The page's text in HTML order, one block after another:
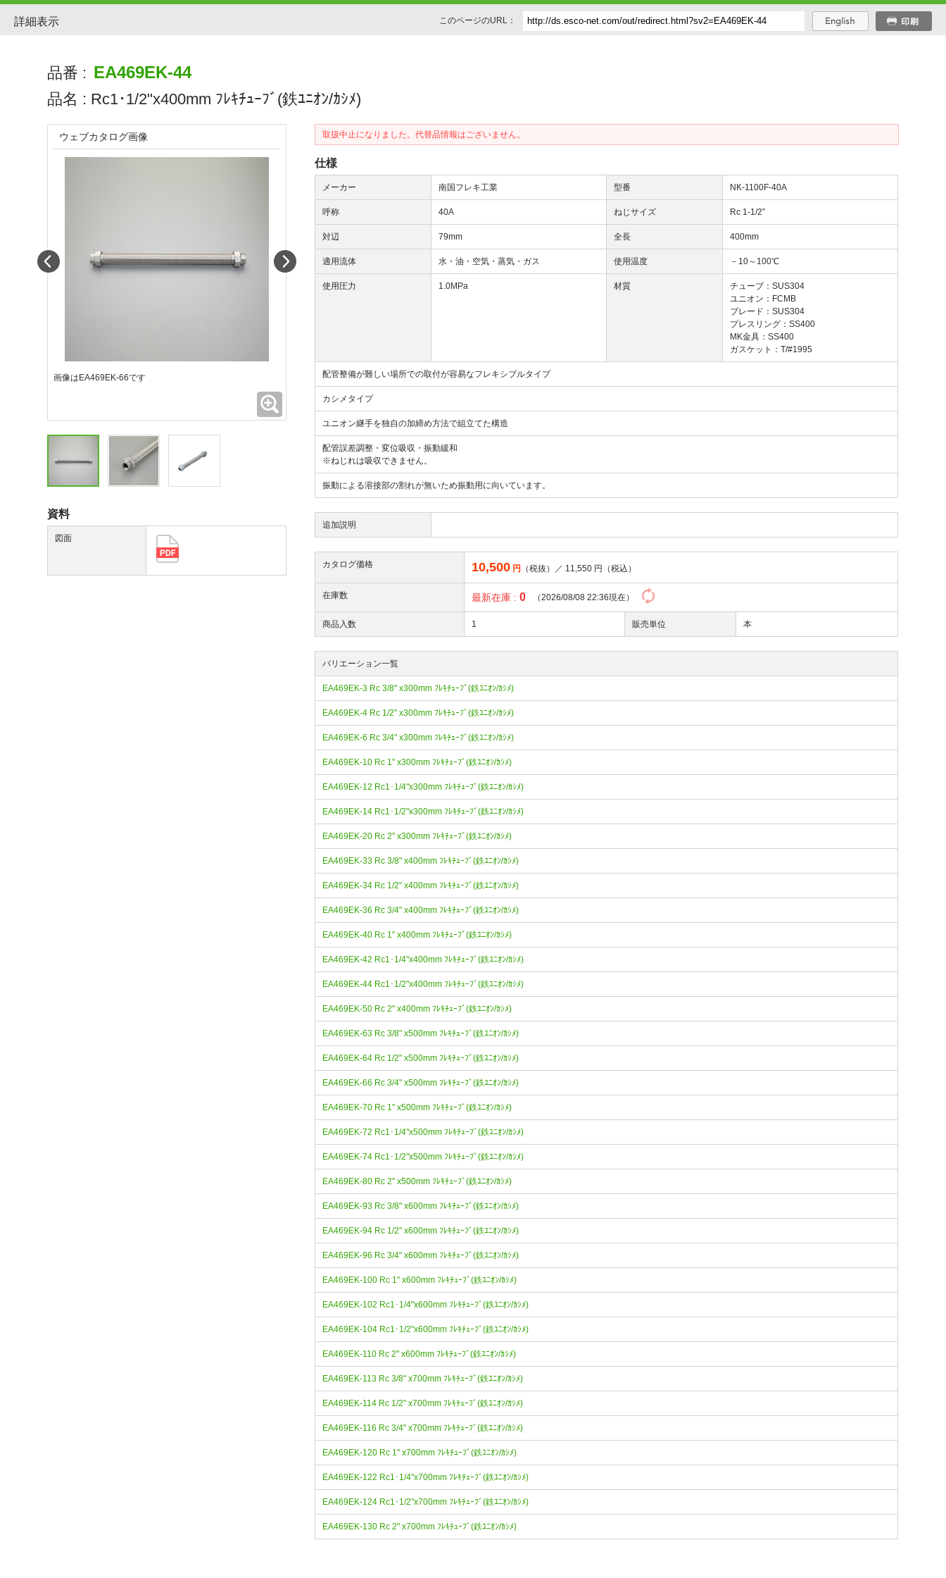
詳細表示 このページのURL：
品番 : EA469EK-44
品名 : Rc1･1/2"x400mm ﾌﾚｷﾁｭｰﾌﾞ(鉄ﾕﾆｵﾝ/ｶｼﾒ)
取扱中止になりました。代替品情報はございません。
仕様
メーカー 南国フレキ工業 型番 NK-1100F-40A
呼称 40A ねじサイズ Rc 1-1/2”
対辺 79mm 全長 400mm
適用流体 水・油・空気・蒸気・ガス 使用温度 －10～100℃
使用圧力 1.0MPa 材質
チューブ：SUS304
ユニオン：FCMB
ブレード：SUS304
プレスリング：SS400
MK金具：SS400
ガスケット：T/#1995
配管整備が難しい場所での取付が容易なフレキシブルタイプ
カシメタイプ
ユニオン継手を独自の加締め方法で組立てた構造
配管誤差調整・変位吸収・振動緩和
※ねじれは吸収できません。
振動による溶接部の割れが無いため振動用に向いています。
追加説明
カタログ価格 10,500 円 （税抜）／ 11,550 円（税込）
在庫数 最新在庫 :0 （2026/08/08 22:36現在）
商品入数 1 販売単位 本
バリエーション一覧
EA469EK-3 Rc 3/8" x300mm ﾌﾚｷﾁｭｰﾌﾞ(鉄ﾕﾆｵﾝ/ｶｼﾒ)
EA469EK-4 Rc 1/2" x300mm ﾌﾚｷﾁｭｰﾌﾞ(鉄ﾕﾆｵﾝ/ｶｼﾒ)
EA469EK-6 Rc 3/4" x300mm ﾌﾚｷﾁｭｰﾌﾞ(鉄ﾕﾆｵﾝ/ｶｼﾒ)
EA469EK-10 Rc 1" x300mm ﾌﾚｷﾁｭｰﾌﾞ(鉄ﾕﾆｵﾝ/ｶｼﾒ)
EA469EK-12 Rc1･1/4"x300mm ﾌﾚｷﾁｭｰﾌﾞ(鉄ﾕﾆｵﾝ/ｶｼﾒ)
EA469EK-14 Rc1･1/2"x300mm ﾌﾚｷﾁｭｰﾌﾞ(鉄ﾕﾆｵﾝ/ｶｼﾒ)
EA469EK-20 Rc 2" x300mm ﾌﾚｷﾁｭｰﾌﾞ(鉄ﾕﾆｵﾝ/ｶｼﾒ)
EA469EK-33 Rc 3/8" x400mm ﾌﾚｷﾁｭｰﾌﾞ(鉄ﾕﾆｵﾝ/ｶｼﾒ)
EA469EK-34 Rc 1/2" x400mm ﾌﾚｷﾁｭｰﾌﾞ(鉄ﾕﾆｵﾝ/ｶｼﾒ)
EA469EK-36 Rc 3/4" x400mm ﾌﾚｷﾁｭｰﾌﾞ(鉄ﾕﾆｵﾝ/ｶｼﾒ)
EA469EK-40 Rc 1" x400mm ﾌﾚｷﾁｭｰﾌﾞ(鉄ﾕﾆｵﾝ/ｶｼﾒ)
EA469EK-42 Rc1･1/4"x400mm ﾌﾚｷﾁｭｰﾌﾞ(鉄ﾕﾆｵﾝ/ｶｼﾒ)
EA469EK-44 Rc1･1/2"x400mm ﾌﾚｷﾁｭｰﾌﾞ(鉄ﾕﾆｵﾝ/ｶｼﾒ)
EA469EK-50 Rc 2" x400mm ﾌﾚｷﾁｭｰﾌﾞ(鉄ﾕﾆｵﾝ/ｶｼﾒ)
EA469EK-63 Rc 3/8" x500mm ﾌﾚｷﾁｭｰﾌﾞ(鉄ﾕﾆｵﾝ/ｶｼﾒ)
EA469EK-64 Rc 1/2" x500mm ﾌﾚｷﾁｭｰﾌﾞ(鉄ﾕﾆｵﾝ/ｶｼﾒ)
EA469EK-66 Rc 3/4" x500mm ﾌﾚｷﾁｭｰﾌﾞ(鉄ﾕﾆｵﾝ/ｶｼﾒ)
EA469EK-70 Rc 1" x500mm ﾌﾚｷﾁｭｰﾌﾞ(鉄ﾕﾆｵﾝ/ｶｼﾒ)
EA469EK-72 Rc1･1/4"x500mm ﾌﾚｷﾁｭｰﾌﾞ(鉄ﾕﾆｵﾝ/ｶｼﾒ)
EA469EK-74 Rc1･1/2"x500mm ﾌﾚｷﾁｭｰﾌﾞ(鉄ﾕﾆｵﾝ/ｶｼﾒ)
EA469EK-80 Rc 2" x500mm ﾌﾚｷﾁｭｰﾌﾞ(鉄ﾕﾆｵﾝ/ｶｼﾒ)
EA469EK-93 Rc 3/8" x600mm ﾌﾚｷﾁｭｰﾌﾞ(鉄ﾕﾆｵﾝ/ｶｼﾒ)
EA469EK-94 Rc 1/2" x600mm ﾌﾚｷﾁｭｰﾌﾞ(鉄ﾕﾆｵﾝ/ｶｼﾒ)
EA469EK-96 Rc 3/4" x600mm ﾌﾚｷﾁｭｰﾌﾞ(鉄ﾕﾆｵﾝ/ｶｼﾒ)
EA469EK-100 Rc 1" x600mm ﾌﾚｷﾁｭｰﾌﾞ(鉄ﾕﾆｵﾝ/ｶｼﾒ)
EA469EK-102 Rc1･1/4"x600mm ﾌﾚｷﾁｭｰﾌﾞ(鉄ﾕﾆｵﾝ/ｶｼﾒ)
EA469EK-104 Rc1･1/2"x600mm ﾌﾚｷﾁｭｰﾌﾞ(鉄ﾕﾆｵﾝ/ｶｼﾒ)
EA469EK-110 Rc 2" x600mm ﾌﾚｷﾁｭｰﾌﾞ(鉄ﾕﾆｵﾝ/ｶｼﾒ)
EA469EK-113 Rc 3/8" x700mm ﾌﾚｷﾁｭｰﾌﾞ(鉄ﾕﾆｵﾝ/ｶｼﾒ)
EA469EK-114 Rc 1/2" x700mm ﾌﾚｷﾁｭｰﾌﾞ(鉄ﾕﾆｵﾝ/ｶｼﾒ)
EA469EK-116 Rc 3/4" x700mm ﾌﾚｷﾁｭｰﾌﾞ(鉄ﾕﾆｵﾝ/ｶｼﾒ)
EA469EK-120 Rc 1" x700mm ﾌﾚｷﾁｭｰﾌﾞ(鉄ﾕﾆｵﾝ/ｶｼﾒ)
EA469EK-122 Rc1･1/4"x700mm ﾌﾚｷﾁｭｰﾌﾞ(鉄ﾕﾆｵﾝ/ｶｼﾒ)
EA469EK-124 Rc1･1/2"x700mm ﾌﾚｷﾁｭｰﾌﾞ(鉄ﾕﾆｵﾝ/ｶｼﾒ)
EA469EK-130 Rc 2" x700mm ﾌﾚｷﾁｭｰﾌﾞ(鉄ﾕﾆｵﾝ/ｶｼﾒ)
ウェブカタログ画像
画像はEA469EK-66です
資料
図面